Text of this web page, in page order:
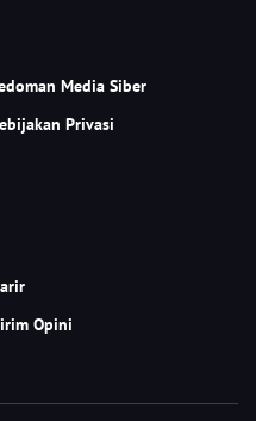
Media Siber
Privasi
Opini